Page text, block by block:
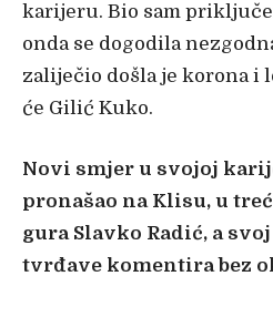
karijeru. Bio sam
onda se dogodila
zaliječio došla je korona i
će Gilić Kuko.
Novi smjer u svojoj
pronašao na Klisu, u
gura Slavko Radić, a
tvrđave komentira bez